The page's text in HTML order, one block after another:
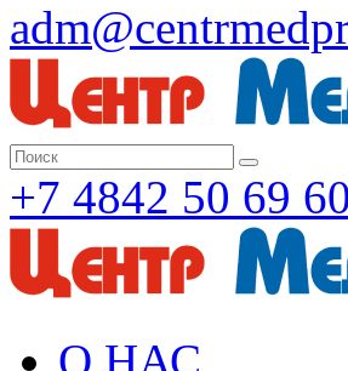
+7 4842 50 69 60